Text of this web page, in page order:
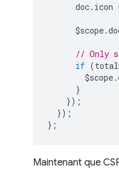
doc. icon
$scope.
// Only
if (
$scope.
}
});
});
};
Maintenant que